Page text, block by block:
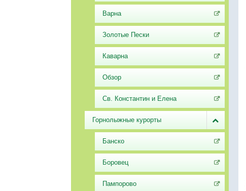
Варна
Золотые Пески
Каварна
Обзор
Св. Константин и Елена
Горнолыжные курорты
Банско
Боровец
Пампорово